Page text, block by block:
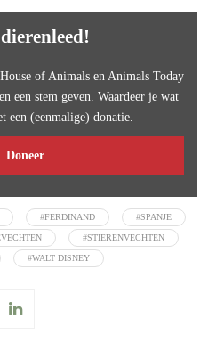
of Animals en Animals Today
een stem geven. Waardeer je wat
een (eenmalige) donatie.
Doneer
#FERDINAND #SPANJE
#STIERENVECHTEN
#WALT DISNEY